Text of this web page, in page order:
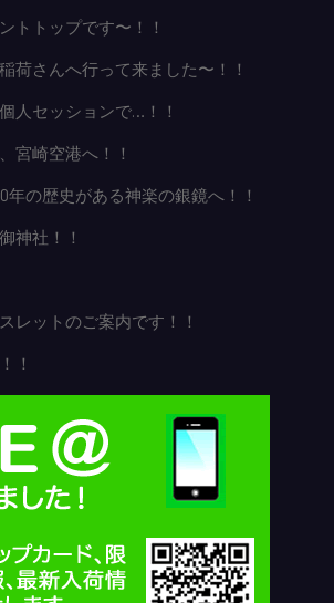
トトップです〜！！
荷さんへ行って来ました〜！！
人セッションで…！！
宮崎空港へ！！
年の歴史がある神楽の銀鏡へ！！
神社！！
レットのご案内です！！
！